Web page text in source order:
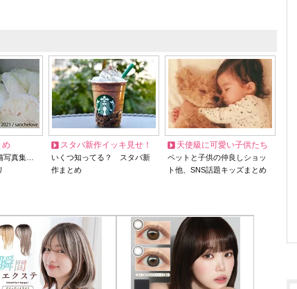
め
写真集…
スタバ新作イッキ見せ！
いくつ知ってる？ スタバ新
作まとめ
天使級に可愛い子供たち
ペットと子供の仲良しショッ
ト他、SNS話題キッズまとめ